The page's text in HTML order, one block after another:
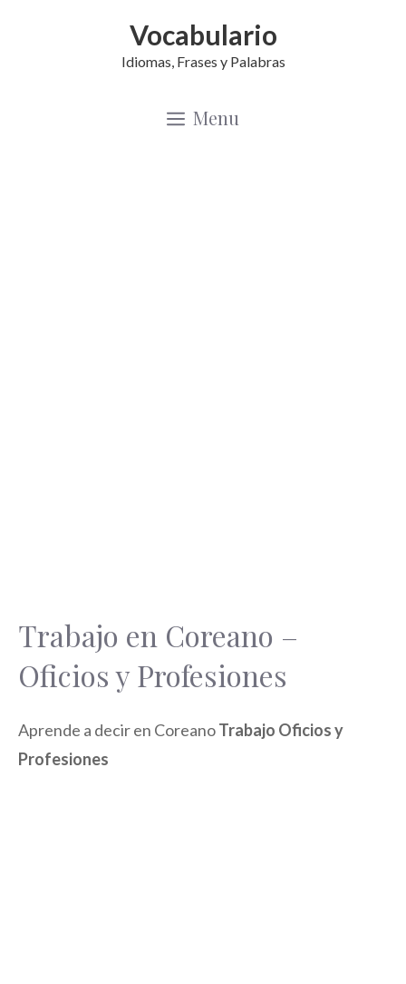
Vocabulario
Idiomas, Frases y Palabras
Menu
Trabajo en Coreano –
Oficios y Profesiones
Aprende a decir en CoreanoTrabajo Oficios y
Profesiones